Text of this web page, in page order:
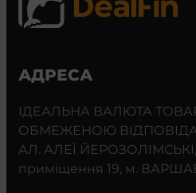
АДРЕСА
ІДЕАЛЬНА ВАЛЮТА
ОБМЕЖЕНОЮ
АЛ. АЛЕЇ ЙЕРОЗОЛІМСЬКІ,
приміщення 19, м.